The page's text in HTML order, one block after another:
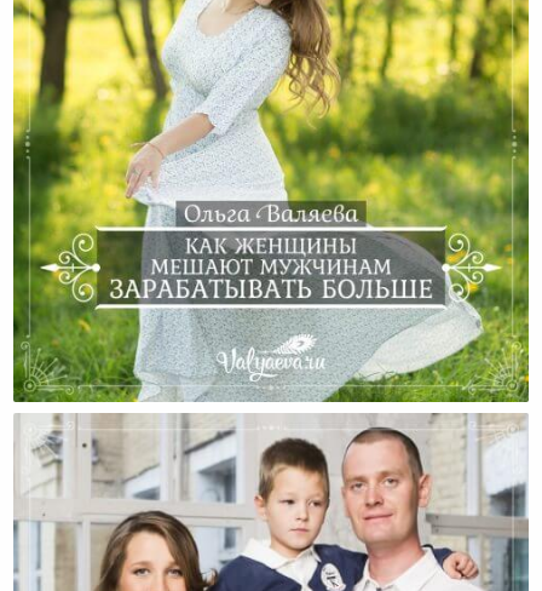
Как Женщины Мешают Мужчинам Зарабатывать
Больше